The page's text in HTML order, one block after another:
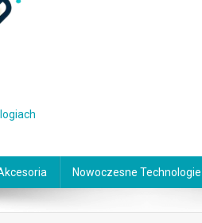
Nowoczesne Technologie